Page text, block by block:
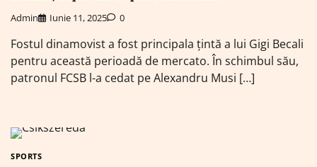
Admin Iunie 11, 2025 0
Fostul dinamovist a fost principala țintă a lui Gigi Becali
pentru această perioadă de mercato. În schimbul său,
patronul FCSB l-a cedat pe Alexandru Musi […]
SPORTS